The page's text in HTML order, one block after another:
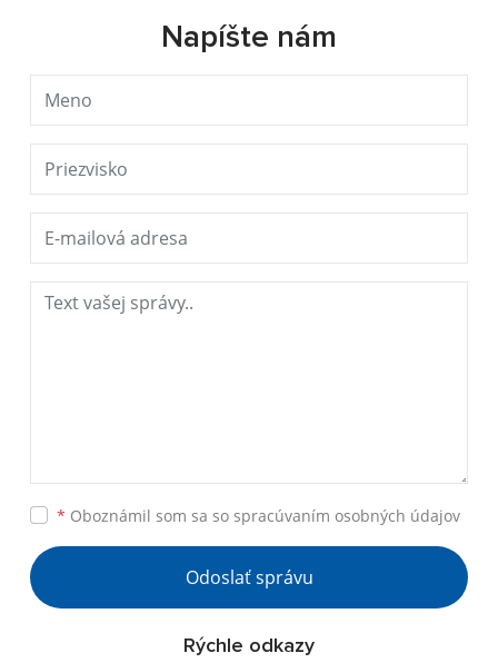
Napíšte nám
* Oboznámil som sa so spracúvaním osobných údajov
Odoslať správu
Rýchle odkazy